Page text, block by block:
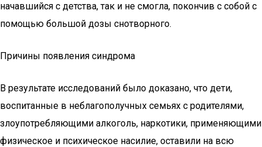
начавшийся с детства, так и не смогла, покончив с собой с
помощью большой дозы снотворного.
Причины появления синдрома
В результате исследований было доказано, что дети,
воспитанные в неблагополучных семьях с родителями,
злоупотребляющими алкоголь, наркотики, применяющими
физическое и психическое насилие, оставили на всю